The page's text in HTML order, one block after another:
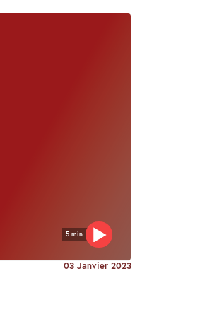
5 min
03 Janvier 2023